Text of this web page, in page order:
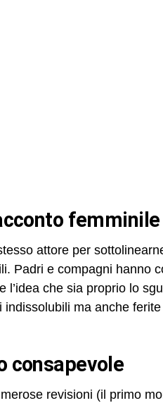
femminile
attore per
Padri e compagni hanno
l’idea che sia proprio lo
ma anche
consapevole
revisioni (il primo